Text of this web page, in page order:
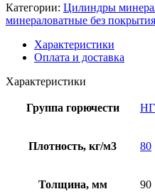
Категории: Цилиндры
минераловатные без покрытия
Характеристики
Оплата и доставка
Характеристики
Группа горючести НГ
Плотность, кг/м3 80
Толщина, мм 90